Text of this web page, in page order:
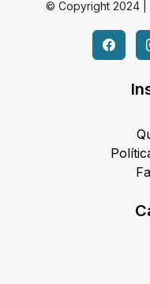
© Copyright 2024 |